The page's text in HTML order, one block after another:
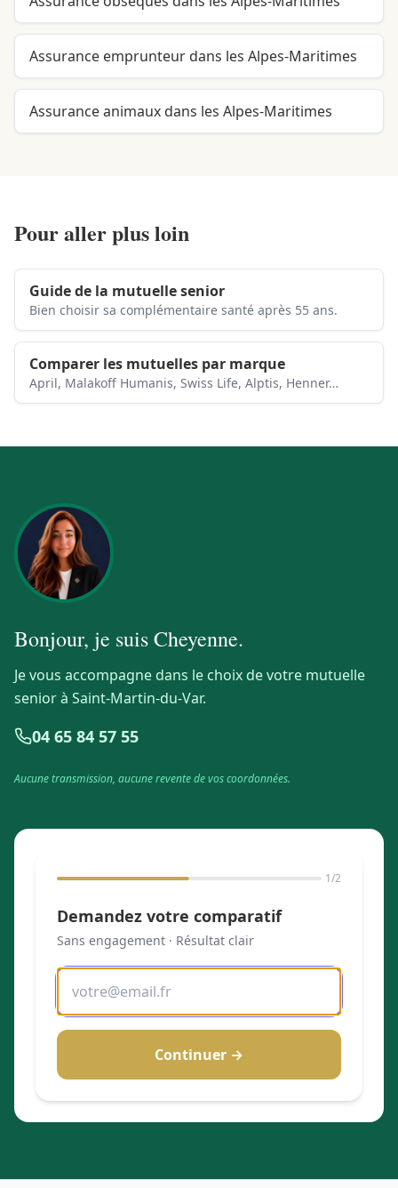
Assurance emprunteur dans les Alpes-Maritimes
Assurance animaux dans les Alpes-Maritimes
Pour aller plus loin
Guide de la mutuelle senior
Bien choisir sa complémentaire santé après 55 ans.
Comparer les mutuelles par marque
April, Malakoff Humanis, Swiss Life, Alptis, Henner…
Bonjour, je suisCheyenne.
Je vous accompagne dans le choix de votre mutuelle
senior à Saint-Martin-du-Var.
04 65 84 57 55
Aucune transmission, aucune revente de vos coordonnées.
1/2
Demandez votre comparatif
Sans engagement · Résultat clair
Continuer →